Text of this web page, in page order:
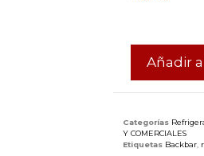
Añadir
Categorías
Y COMERCIALES
Etiquetas Backbar